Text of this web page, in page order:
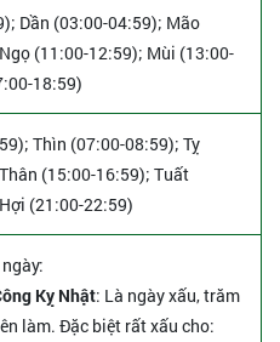
Dần (03:00-04:59); Mão
(11:00-12:59); Mùi (13:00-
18:59)
Thìn (07:00-08:59); Tỵ
(15:00-16:59); Tuất
(21:00-22:59)
Kỵ Nhật: Là ngày xấu, trăm
làm. Đặc biệt rất xấu cho: